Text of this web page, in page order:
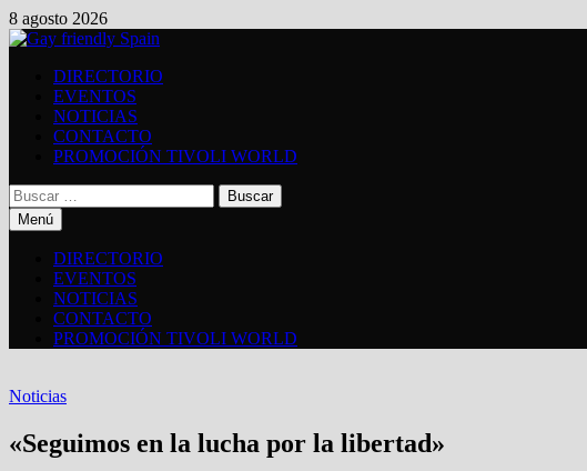
Saltar
al
8 agosto 2026
DIRECTORIO
EVENTOS
NOTICIAS
CONTACTO
PROMOCIÓN TIVOLI WORLD
Buscar:
Menú
DIRECTORIO
EVENTOS
NOTICIAS
CONTACTO
PROMOCIÓN TIVOLI WORLD
Noticias
«Seguimos en la lucha por la libertad»